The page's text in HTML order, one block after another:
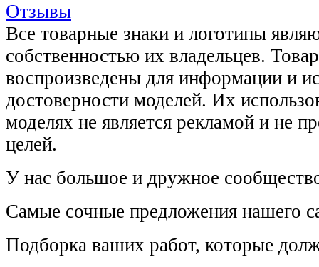
Отзывы
Все товарные знаки и логотипы
собственностью их владельцев.
воспроизведены для информации и
достоверности моделей. Их
моделях не является рекламой и не
целей.
У нас большое и дружное
Самые сочные предложения нашего
Подборка ваших работ, которые